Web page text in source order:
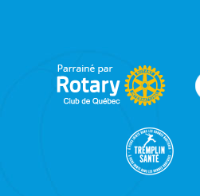
FOOTER
SIDEBAR